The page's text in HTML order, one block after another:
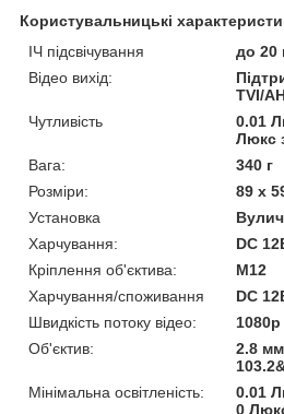
Користувальницькі
ІЧ підсвічування
до 20
Відео вихід:
TVI/
Чутливість
0.01
Люкс
Вага:
340 г
Розміри:
89 х
Установка
Харчування:
DC
Кріплення об'єктива:
М12
Харчування/споживання
DC
Швидкість потоку відео:
1080р
Об'єктив:
2.8
Мінімальна освітленість:
0.01
0